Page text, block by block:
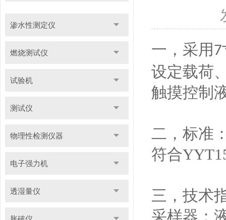
渗水性测定仪
燃烧测试仪
试验机
测试仪
物理性检测仪器
电子强力机
透湿量仪
一，采用7
设定载荷
触摸控制
二， 标准
符合
三， 技术
采样器 ：